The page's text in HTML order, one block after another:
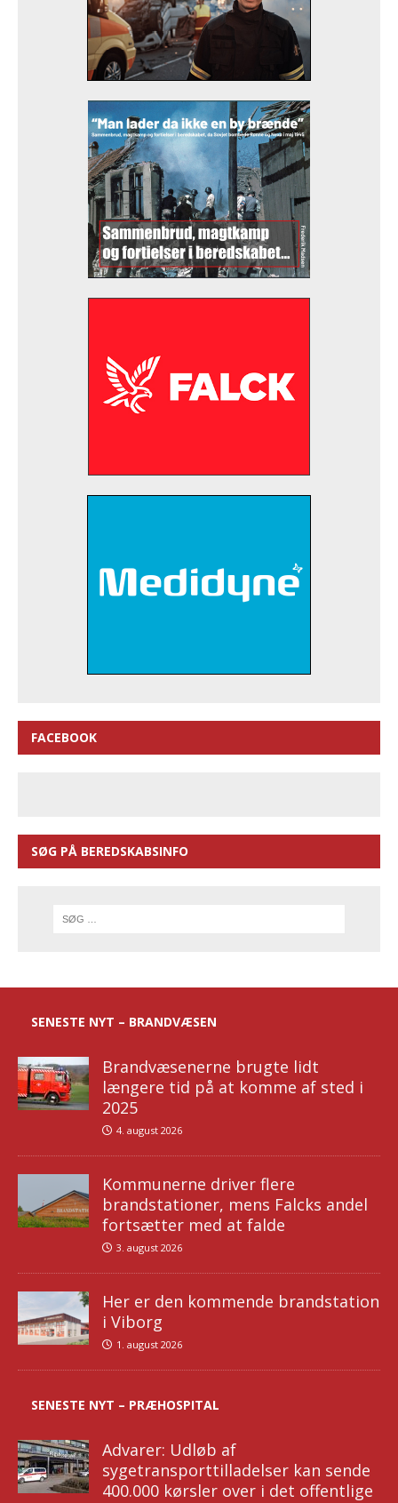
FACEBOOK
SØG PÅ BEREDSKABSINFO
SENESTE NYT – BRANDVÆSEN
Brandvæsenerne brugte lidt
længere tid på at komme af sted i
2025
4. august 2026
Kommunerne driver flere
brandstationer, mens Falcks andel
fortsætter med at falde
3. august 2026
Her er den kommende brandstation
i Viborg
1. august 2026
SENESTE NYT – PRÆHOSPITAL
Advarer: Udløb af
sygetransporttilladelser kan sende
400.000 kørsler over i det offentlige